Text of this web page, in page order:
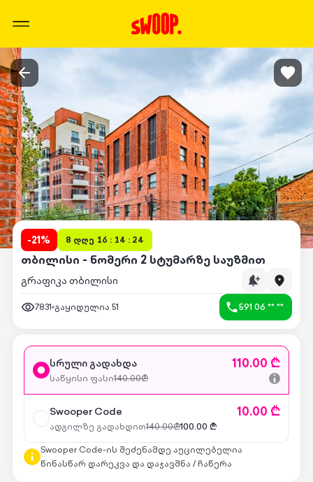
-21% 8 დღე 16 : 14 : 24
თბილისი - ნომერი 2 სტუმარზე საუზმით
გრაფიკა თბილისი
7831 გაყიდულია 51 591 06 ** **
სრული გადახდა 110.00 ₾
საწყისი ფასი140.00₾
Swooper Code 10.00 ₾
ადგილზე გადახდით140.00₾100.00 ₾
Swooper Code-ის შეძენამდე აუცილებელია
წინასწარ დარეკვა და დაჯავშნა / ჩაწერა